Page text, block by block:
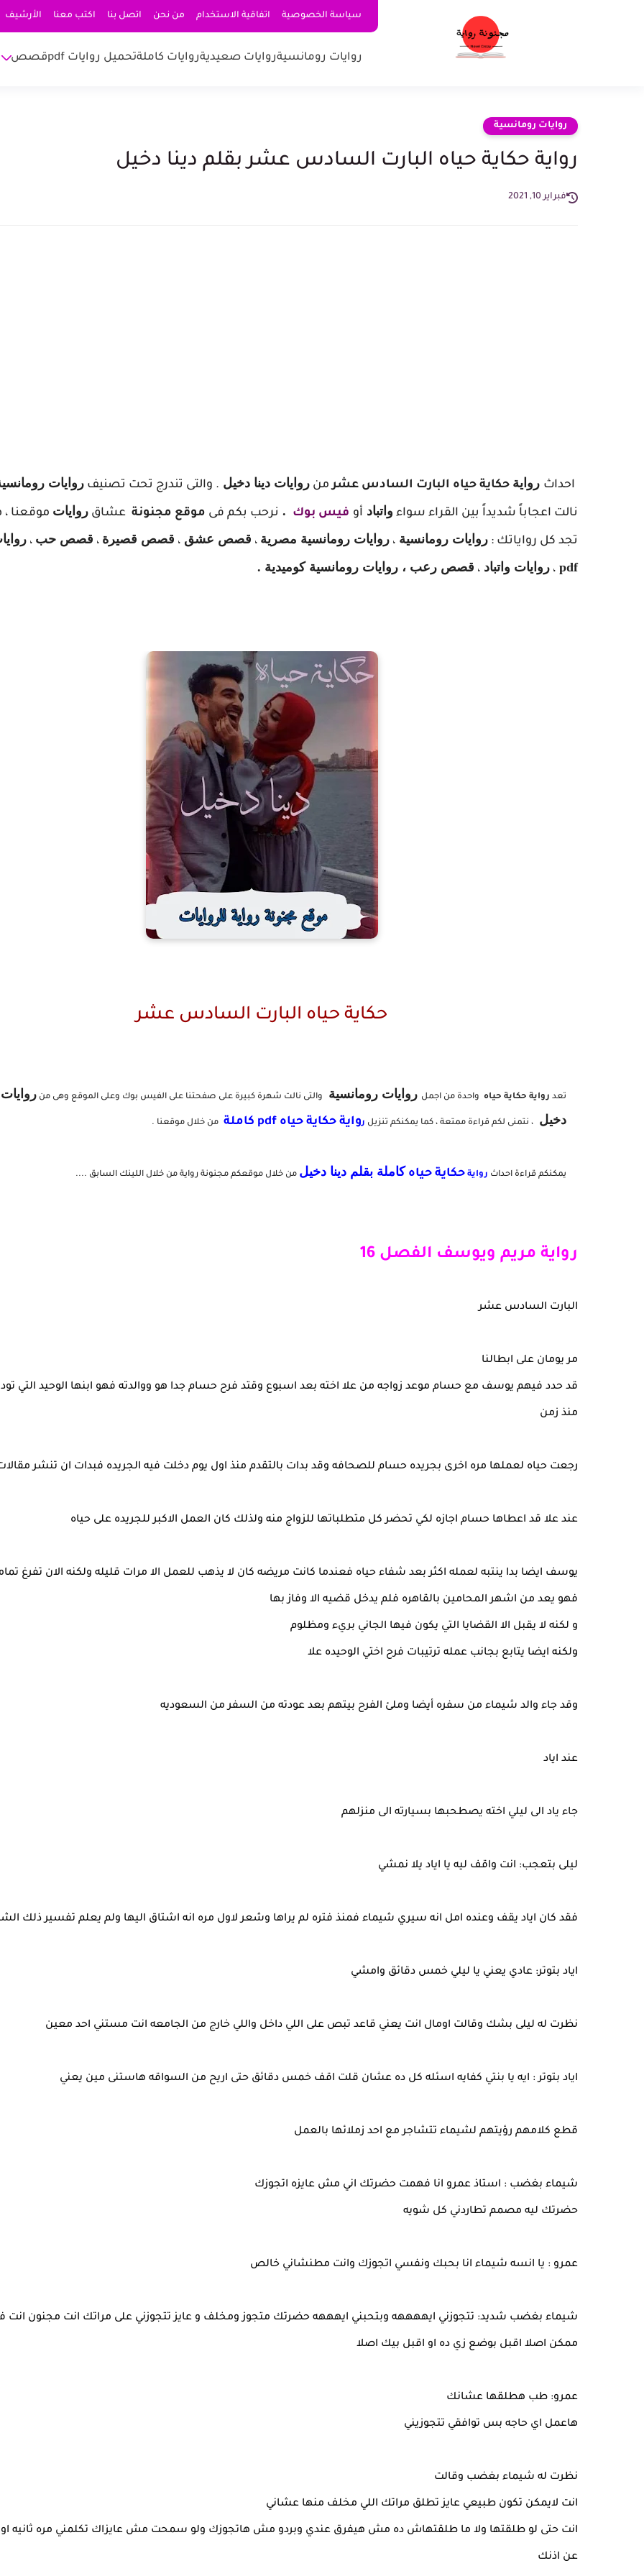
سياسة الخصوصية اتفاقية الاستخدام من نحن اتصل بنا اكتب معنا الأرشيف
روايات رومانسيةروايات صعيديةروايات كاملةتحميل روايات pdf قصص
روايات رومانسية
رواية حكاية حياه البارت السادس عشر بقلم دينا دخيل
فبراير 10, 2021
احداث ر واية حكاية حياه البارت السادس عشرمن روايات دينا دخيل . والتى تندرج تحت تصنيف روايات
نالت اعجاباً شديداً بين القراء سواء واتباد أو فيس بوك . نرحب بكم فى موقع مجنونة عشاق روايات موقعنا
تجد كل رواياتك : روايات رومانسية ، روايات رومانسية مصرية ، قصص عشق ، قصص قصيرة ، قصص حب ،
pdf ، روايات واتباد ، قصص رعب ، روايات رومانسية كوميدية .
حكاية حياه البارت السادس عشر
تعد رواية حكاية حياه واحدة من اجمل روايات رومانسية والتى نالت شهرة كبيرة على صفحتنا على الفيس بوك وعلى الموقع وهى من روايات
دخيل
، نتمنى لكم قراءة ممتعة ، كما يمكنكم تنزيل رواية حكاية حياه pdf كاملة من خلال موقعنا .
يمكنكم قراءة احداث رواية حكاية حياه كاملة بقلم دينا دخيل من خلال موقعكم مجنونة رواية من خلال اللينك السابق ....
رواية مريم ويوسف الفصل 16
البارت السادس عشر
مر يومان على ابطالنا
قد حدد فيهم يوسف مع حسام موعد زواجه من علا اخته بعد اسبوع وقتد فرح حسام جدا هو ووالدته فهو ابنها الوحيد التي تود
منذ زمن
رجعت حياه لعملها مره اخرى بجريده حسام للصحافه وقد بدات بالتقدم منذ اول يوم دخلت فيه الجريده فبدات ان تنشر
عند علا قد اعطاها حسام اجازه لكي تحضر كل متطلباتها للزواج منه ولذلك كان العمل الاكبر للجريده على حياه
يوسف ايضا بدا ينتبه لعمله اكثر بعد شفاء حياه فعندما كانت مريضه كان لا يذهب للعمل الا مرات قليله ولكنه الان تفرغ
فهو يعد من اشهر المحامين بالقاهره فلم يدخل قضيه الا وفاز بها
و لكنه لا يقبل الا القضايا التي يكون فيها الجاني بريء ومظلوم
ولكنه ايضا يتابع بجانب عمله ترتيبات فرح اختي الوحيده علا
وقد جاء والد شيماء من سفره أيضا وملئ الفرح بيتهم بعد عودته من السفر من السعوديه
عند اياد
جاء ياد الى ليلي اخته يصطحبها بسيارته الى منزلهم
ليلى بتعجب: انت واقف ليه يا اياد يلا نمشي
فقد كان اياد يقف وعنده امل انه سيري شيماء فمنذ فتره لم يراها وشعر لاول مره انه اشتاق اليها ولم يعلم تفسير ذلك
اياد بتوتر: عادي يعني يا ليلي خمس دقائق وامشي
نظرت له ليلى بشك وقالت اومال انت يعني قاعد تبص على اللي داخل واللي خارج من الجامعه انت مستني احد معين
اياد بتوتر : ايه يا بنتي كفايه اسئله كل ده عشان قلت اقف خمس دقائق حتى اريح من السواقه هاستنى مين يعني
قطع كلامهم رؤيتهم لشيماء تتشاجر مع احد زملائها بالعمل
شيماء بغضب : استاذ عمرو انا فهمت حضرتك اني مش عايزه اتجوزك
حضرتك ليه مصمم تطاردني كل شويه
عمرو : يا انسه شيماء انا بحبك ونفسي اتجوزك وانت مطنشاني خالص
شيماء بغضب شديد: تتجوزني ايههههه وبتحبني ايهههه حضرتك متجوز ومخلف و عايز تتجوزني على مراتك انت مجنون انت
ممكن اصلا اقبل بوضع زي ده او اقبل بيك اصلا
عمرو: طب هطلقها عشانك
هاعمل اي حاجه بس توافقي تتجوزيني
نظرت له شيماء بغضب وقالت
انت لايمكن تكون طبيعي عايز تطلق مراتك اللي مخلف منها عشاني
انت حتى لو طلقتها ولا ما طلقتهاش ده مش هيفرق عندي وبردو مش هاتجوزك ولو سمحت مش عايزاك تكلمني مره ثانيه او
عن اذنك